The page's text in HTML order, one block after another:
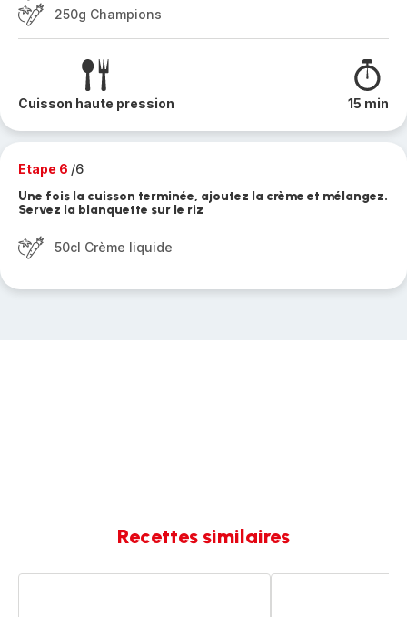
250g Champions
Cuisson haute pression 15 min
Etape 6 /6
Une fois la cuisson terminée, ajoutez la crème et mélangez.
Servez la blanquette sur le riz
50cl Crème liquide
Recettes similaires